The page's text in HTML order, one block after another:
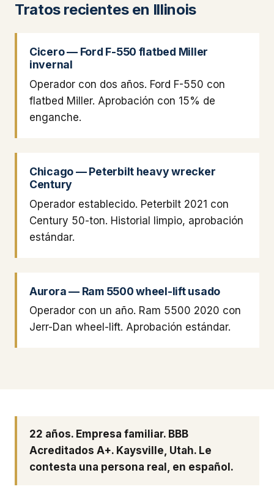
Tratos recientes en Illinois
Cicero — Ford F-550 flatbed Miller
invernal
Operador con dos años. Ford F-550 con
flatbed Miller. Aprobación con 15% de
enganche.
Chicago — Peterbilt heavy wrecker
Century
Operador establecido. Peterbilt 2021 con
Century 50-ton. Historial limpio, aprobación
estándar.
Aurora — Ram 5500 wheel-lift usado
Operador con un año. Ram 5500 2020 con
Jerr-Dan wheel-lift. Aprobación estándar.
22 años. Empresa familiar. BBB
Acreditados A+. Kaysville, Utah. Le
contesta una persona real, en español.